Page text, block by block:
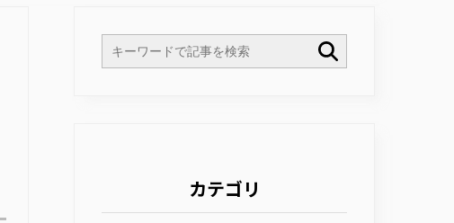
カテゴリ